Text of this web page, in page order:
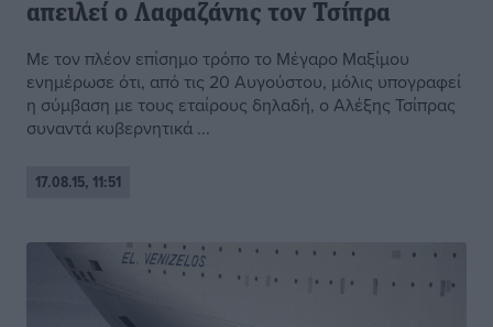
απειλεί ο Λαφαζάνης τον Τσίπρα
Με τον πλέον επίσημο τρόπο το Μέγαρο Μαξίμου
ενημέρωσε ότι, από τις 20 Αυγούστου, μόλις υπογραφεί
η σύμβαση με τους εταίρους δηλαδή, ο Αλέξης Τσίπρας
συναντά κυβερνητικά ...
17.08.15, 11:51